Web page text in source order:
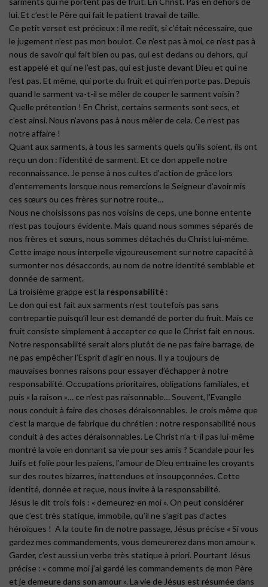
lui. Et c’est le Père qui fait le patient travail de taille.
Ce petit verset est précieux : il me redit, si c’était nécessaire, que
le jugement n’est pas mon boulot. Ce n’est pas à moi, ce n’est pas à
nous de savoir qui fait bien ou pas, qui est dedans ou dehors, qui
est appelé et qui ne l’est pas, qui est juste devant Dieu et qui ne
l’est pas. Et même, qui porte du fruit et qui n’en porte pas. Depuis
quand le sarment va-t-il se mêler de couper le sarment voisin ?
Quelle prétention ! En Christ, certains serments sont secs, et
c’est ainsi. Nous n’avons pas à nous mêler de cela. Ce n’est pas
notre affaire !
Quant aux sarments, à tous les sarments quels qu’ils soient, ils ont
reçu un don : l’identité de sarment. Et ce don appelle notre
reconnaissance. Je pense à nos cultes d’action de grâce lors
d’enterrements lorsque nous remercions le Seigneur d’avoir mis
ces sœurs ou ces frères sur notre route…
Nous ne choisissons pas nos voisins de ceps, une bonne entente
n’est pas toujours évidente. Mais quand nous sommes séparés de
nos frères et sœurs, nous sommes détachés du Christ lui-même.
Cette image nous interpelle vigoureusement sur notre capacité à
surmonter nos désaccords, au nom de notre identité semblable et
donnée de sarment.
La troisième grappe est la responsabilité :
Le don qui est fait aux sarments n’est toutefois pas sans
contrepartie puisqu’il leur est demandé de porter du fruit. Mais ce
fruit consiste simplement à accepter ce que le Christ fait en nous.
Notre responsabilité serait alors plutôt de ne pas faire barrage, de
ne pas empêcher l’Esprit d’agir en nous. Il y a toujours de
mauvaises bonnes raisons pour essayer d’échapper à notre
responsabilité. Occupations prioritaires, obligations familiales, et
puis « la raison »… ce n’est pas raisonnable… Souvent, l’Evangile
nous conduit à faire des choses déraisonnables. Je crois même que
c’est la marque de fabrique du chrétien : notre responsabilité nous
conduit à des actes déraisonnables. Le Christ n’a-t-il pas lui-même
montré la voie en donnant sa vie pour ses amis ? Scandale pour les
Juifs et folie pour les païens, l’amour de Dieu entraîne les croyants
sur des routes bizarres, inattendues et insoupçonnées. Cette
identité, donnée et reçue, nous invite à la responsabilité.
Jésus le dit trois fois : « demeurez-en moi ». On peut considérer
que c’est très statique, immobile, qu’il ne s’agit pas d’actes
héroïques ! A la toute fin de notre passage, Jésus précise « Si vous
gardez mes commandements, vous demeurerez dans mon amour ».
Garder, c’est aussi un verbe très statique à priori. Pourtant Jésus
précise : « comme moi j’ai gardé les commandements de mon Père
et je demeure dans son amour ». La vie de Jésus est résumée dans